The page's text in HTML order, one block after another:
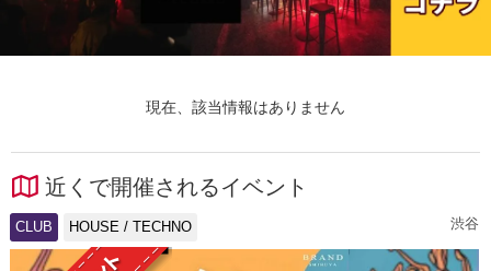
現在、該当情報はありません
近くで開催されるイベント
CLUB HOUSE / TECHNO 渋谷